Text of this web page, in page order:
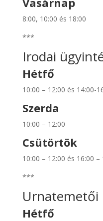
8:00, 10:00 és 18:00
***
Irodai
Hétfő
10:00 – 12:00 és 14:00-
Szerda
10:00 – 12:00
Csütörtök
10:00 – 12:00 és 16:00 –
***
Urnatemetői
Hétfő